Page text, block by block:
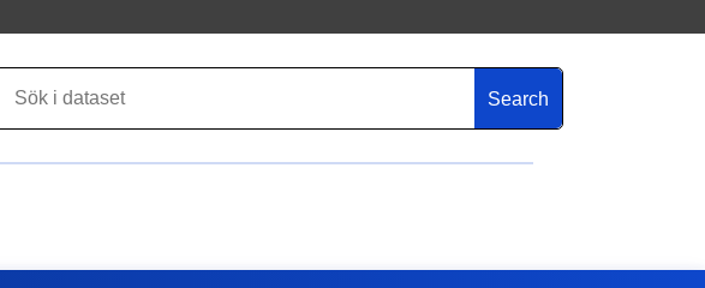
Search